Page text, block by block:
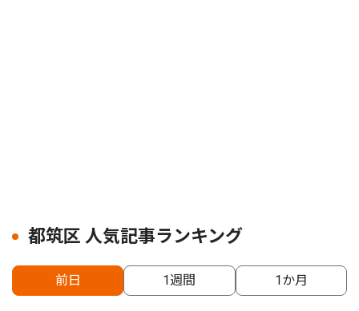
都筑区 人気記事ランキング
前日 1週間 1か月